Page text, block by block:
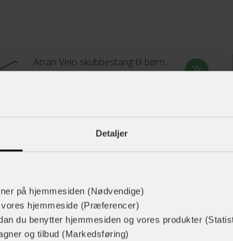
Detaljer
på hjemmesiden (Nødvendige)
hjemmeside (Præferencer)
du benytter hjemmesiden og vores produkter
og tilbud (Markedsføring)
Atran Velo skubbestang til børnecykel
ABUS Youn-I 2.0
Salzmann Junior Refleksvest